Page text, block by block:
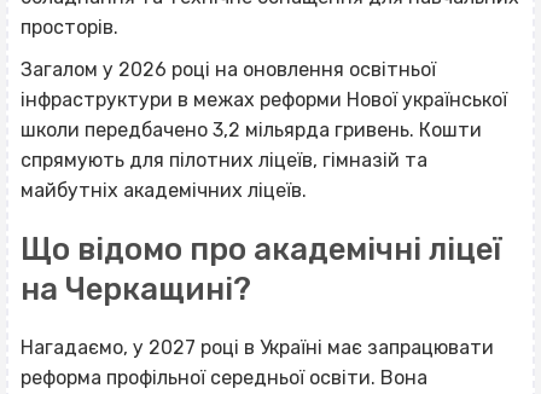
просторів.
Загалом у 2026 році на оновлення освітньої
інфраструктури в межах реформи Нової української
школи передбачено 3,2 мільярда гривень. Кошти
спрямують для пілотних ліцеїв, гімназій та
майбутніх академічних ліцеїв.
Що відомо про академічні ліцеї
на Черкащині?
Нагадаємо, у 2027 році в Україні має запрацювати
реформа профільної середньої освіти. Вона